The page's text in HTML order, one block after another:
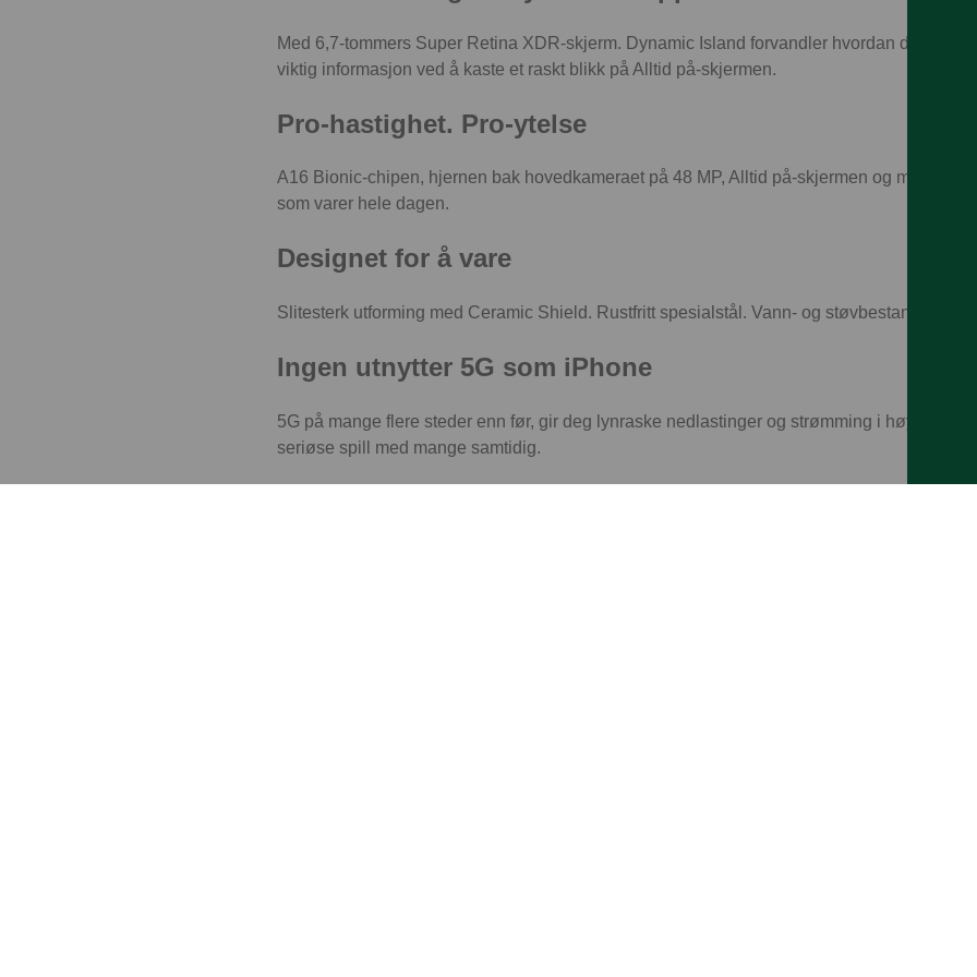
Med 6,7-tommers Super Retina XDR-skjerm. Dynamic Island forvandler hvordan du ser
viktig informasjon ved å kaste et raskt blikk på Alltid på-skjermen.
Pro-hastighet. Pro-ytelse
A16 Bionic-chipen, hjernen bak hovedkameraet på 48 MP, Alltid på-skjermen og mer.
som varer hele dagen.
Designet for å vare
Slitesterk utforming med Ceramic Shield. Rustfritt spesialstål. Vann- og støvbestandighet.
Ingen utnytter 5G som iPhone
5G på mange flere steder enn før, gir deg lynraske nedlastinger og strømming i høy kvalitet
seriøse spill med mange samtidig.